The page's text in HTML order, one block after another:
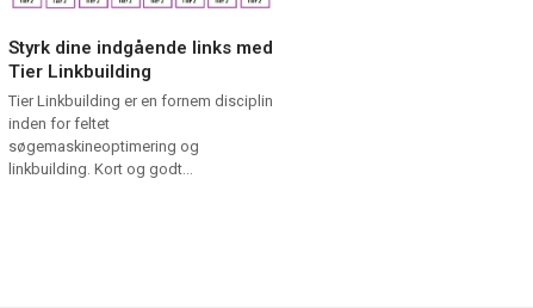
Styrk dine indgående links med
Tier Linkbuilding
Tier Linkbuilding er en fornem disciplin
inden for feltet
søgemaskineoptimering og
linkbuilding. Kort og godt…